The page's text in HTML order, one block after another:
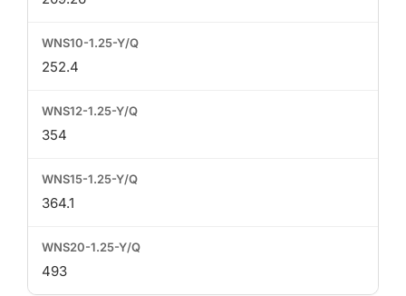
252.4
354
364.1
493